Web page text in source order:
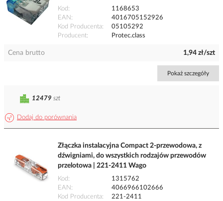
Kod
1168653
EAN
4016705152926
Kod Producenta
05105292
Producent
Protec.class
Cena brutto 1,94 zł/szt
Pokaż szczegóły
Dodaj do porównania
12479 szt
Złączka instalacyjna Compact 2-przewodowa, z
dźwigniami, do wszystkich rodzajów przewodów
przelotowa | 221-2411 Wago
Kod
1315762
EAN
4066966102666
Kod Producenta
221-2411